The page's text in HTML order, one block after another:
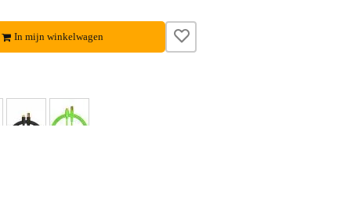
In mijn winkelwagen